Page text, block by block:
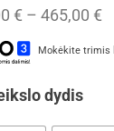
€ – 465,00 €
Mokėkite trimis
dydis